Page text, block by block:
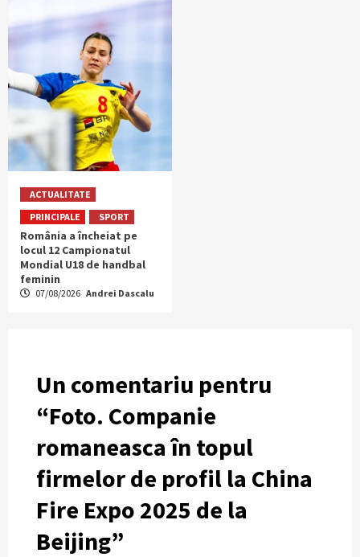
ACTUALITATE
PRINCIPALE
SPORT
România a încheiat pe
locul 12 Campionatul
Mondial U18 de handbal
feminin
07/08/2026 Andrei Dascalu
Un comentariu pentru
“Foto. Companie
romaneasca în topul
firmelor de profil la China
Fire Expo 2025 de la
Beijing”